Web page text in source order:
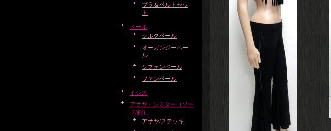
ブラ＆ベルトセッ
ト
ベール
シルクベール
オーガンジーベー
ル
シフォンベール
ファンベール
イシス
アサヤ・シミター（ソー
ド/剣）
アサヤ/ステッキ